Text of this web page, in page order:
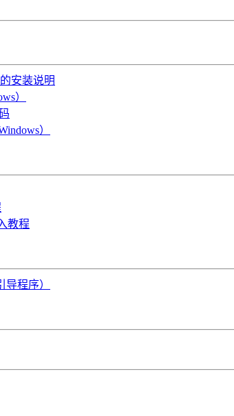
安装说明
）
）
教程
导程序）